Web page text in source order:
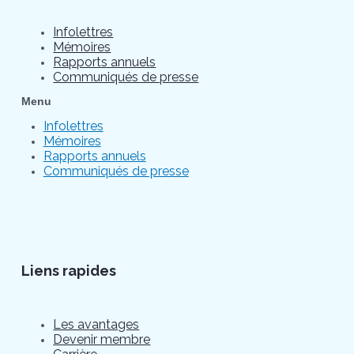
Infolettres
Mémoires
Rapports annuels
Communiqués de presse
Menu
Infolettres
Mémoires
Rapports annuels
Communiqués de presse
Liens rapides
Les avantages
Devenir membre